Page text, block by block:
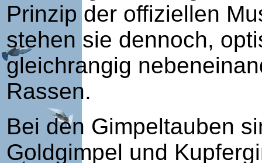
Prinzip der offiziellen
stehen sie dennoch,
gleichrangig
Rassen.
Bei den Gimpeltauben
Goldgimpel und